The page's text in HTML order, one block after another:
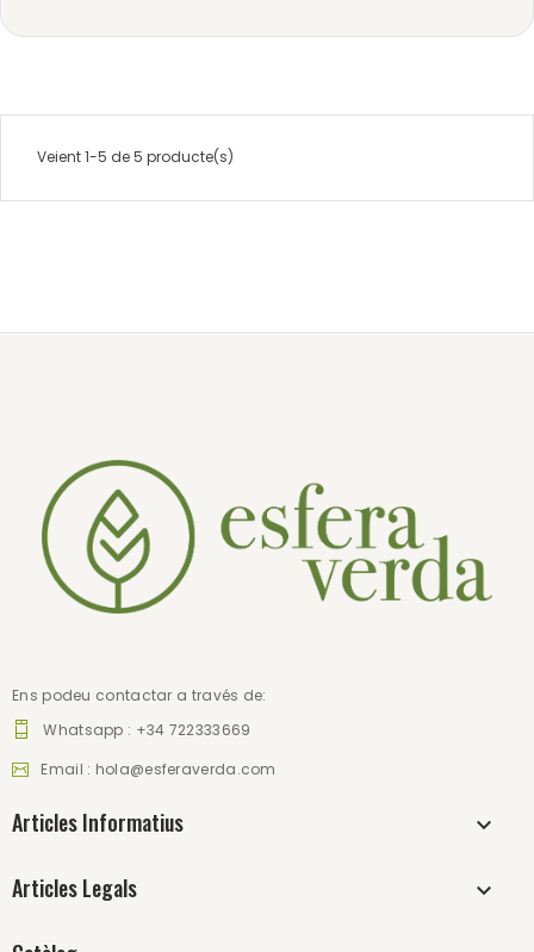
Veient 1-5 de 5 producte(s)
Ens podeu contactar a través de:
Whatsapp : +34 722333669
Email : hola@esferaverda.com
Articles Informatius
Articles Legals